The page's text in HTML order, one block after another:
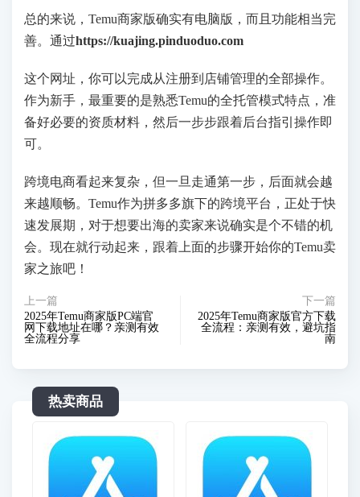
总的来说，Temu商家版确实有电脑版，而且功能相当完
善。通过https://kuajing.pinduoduo.com
这个网址，你可以完成从注册到店铺管理的全部操作。
作为新手，最重要的是熟悉Temu的全托管模式特点，准
备好必要的资质材料，然后一步步跟着后台指引操作即
可。
跨境电商看起来复杂，但一旦走通第一步，后面就会越
来越顺畅。Temu作为拼多多旗下的跨境平台，正处于快
速发展期，对于想要出海的卖家来说确实是个不错的机
会。现在就行动起来，跟着上面的步骤开始你的Temu卖
家之旅吧！
上一篇
2025年Temu商家版PC端官
网下载地址在哪？亲测有效
全流程分享
下一篇
2025年Temu商家版官方下载
全流程：亲测有效，避坑指
南
热卖商品